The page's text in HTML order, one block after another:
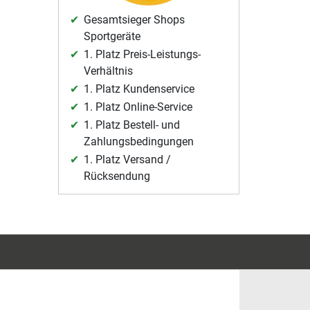
Gesamtsieger Shops
Sportgeräte
1. Platz Preis-Leistungs-
Verhältnis
1. Platz Kundenservice
1. Platz Online-Service
1. Platz Bestell- und
Zahlungsbedingungen
1. Platz Versand /
Rücksendung